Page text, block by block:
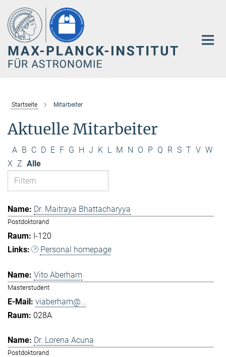
Hauptinhalt
Startseite Mitarbeiter
Aktuelle Mitarbeiter
A B C D E F G H J K L M N O P Q R S T V W
X Z Alle
Dr. Maitraya Bhattacharyya
Postdoktorand
I-120
Personal homepage
Vito Aberham
Masterstudent
viaberham@...
028A
Dr. Lorena Acuna
Postdoktorand